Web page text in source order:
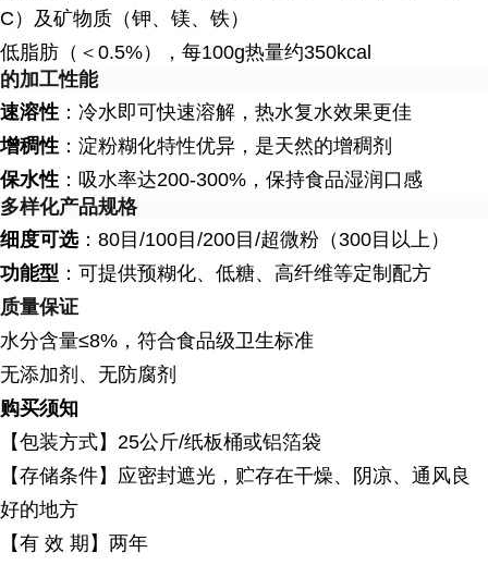
C）及矿物质（钾、镁、铁）
低脂肪（＜0.5%），每100g热量约350kcal
的加工性能
速溶性 ：冷水即可快速溶解，热水复水效果更佳
增稠性 ：淀粉糊化特性优异，是天然的增稠剂
保水性 ：吸水率达200-300%，保持食品湿润口感
多样化产品规格
细度可选：80目/100目/200目/超微粉（300目以上）
功能型 ：可提供预糊化、低糖、高纤维等定制配方
质量保证
水分含量≤8%，符合食品级卫生标准
无添加剂、无防腐剂
购买须知
【包装方式】 25公斤/纸板桶或铝箔袋
【存储条件】应密封遮光，贮存在干燥、阴凉、通风良
好的地方
【有 效 期】两年